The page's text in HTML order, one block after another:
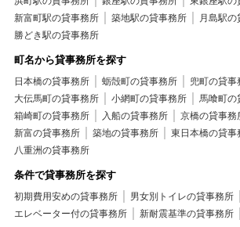
新富町駅の貸事務所
築地駅の貸事務所
月島駅の
勝どき駅の貸事務所
町名から貸事務所を探す
日本橋の貸事務所 蛎殻町の貸事務所
兜町の貸事
大伝馬町の貸事務所
小網町の貸事務所
馬喰町の
箱崎町の貸事務所
入船の貸事務所 京橋の貸事務
新富の貸事務所
築地の貸事務所 東日本橋の貸事
八重洲の貸事務所
条件で貸事務所を探す
初期費用安めの貸事務所
男女別トイレの貸事務所
エレベーター付の貸事務所
新耐震基準の貸事務所